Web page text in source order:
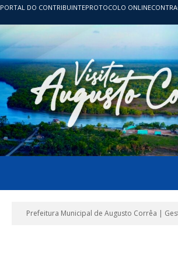
PORTAL DO CONTRIBUINTEPROTOCOLO ONLINE
Prefeitura Municipal de Augusto Corrêa |